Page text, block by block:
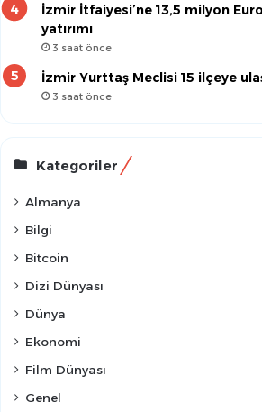
İzmir İtfaiyesi’ne 13,5 milyon
yatırımı
3 saat önce
İzmir Yurttaş Meclisi 15 ilçeye
3 saat önce
Kategoriler
Almanya
Bilgi
Bitcoin
Dizi Dünyası
Dünya
Ekonomi
Film Dünyası
Genel